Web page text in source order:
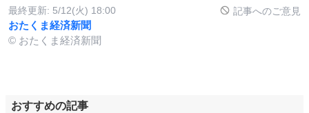
最終更新: 5/12(火) 18:00 記事へのご意見
おたくま経済新聞
© おたくま経済新聞
おすすめの記事